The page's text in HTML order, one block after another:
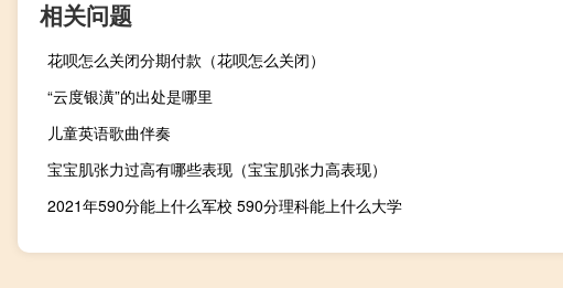
相关问题
花呗怎么关闭分期付款（花呗怎么关闭）
“云度银潢”的出处是哪里
儿童英语歌曲伴奏
宝宝肌张力过高有哪些表现（宝宝肌张力高表现）
2021年590分能上什么军校 590分理科能上什么大学